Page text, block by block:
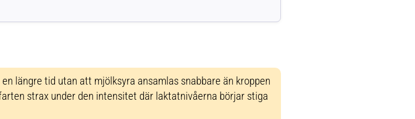
längre tid utan att mjölksyra ansamlas snabbare än kroppen
strax under den intensitet där laktatnivåerna börjar stiga